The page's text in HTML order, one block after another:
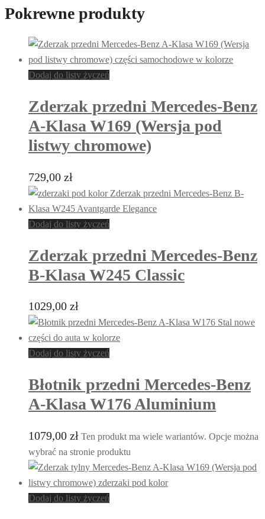
Pokrewne produkty
Dodaj do listy życzeń
Zderzak przedni Mercedes-Benz
A-Klasa W169 (Wersja pod
listwy chromowe)
729,00 zł
Dodaj do listy życzeń
Zderzak przedni Mercedes-Benz
B-Klasa W245 Classic
1029,00 zł
Dodaj do listy życzeń
Błotnik przedni Mercedes-Benz
A-Klasa W176 Aluminium
1079,00 zł Ten produkt ma wiele wariantów. Opcje można
wybrać na stronie produktu
Dodaj do listy życzeń